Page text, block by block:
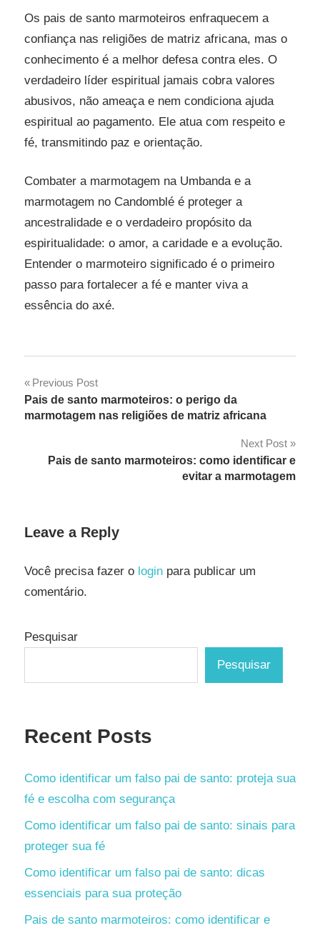
Os pais de santo marmoteiros enfraquecem a
confiança nas religiões de matriz africana, mas o
conhecimento é a melhor defesa contra eles. O
verdadeiro líder espiritual jamais cobra valores
abusivos, não ameaça e nem condiciona ajuda
espiritual ao pagamento. Ele atua com respeito e
fé, transmitindo paz e orientação.
Combater a marmotagem na Umbanda e a
marmotagem no Candomblé é proteger a
ancestralidade e o verdadeiro propósito da
espiritualidade: o amor, a caridade e a evolução.
Entender o marmoteiro significado é o primeiro
passo para fortalecer a fé e manter viva a
essência do axé.
Navegação
de
Previous Post
Pais de santo marmoteiros: o perigo da
marmotagem nas religiões de matriz africana
Next Post
Pais de santo marmoteiros: como identificar e
evitar a marmotagem
Leave a Reply
Você precisa fazer o login para publicar um
comentário.
Pesquisar
Pesquisar
Recent Posts
Como identificar um falso pai de santo: proteja sua
fé e escolha com segurança
Como identificar um falso pai de santo: sinais para
proteger sua fé
Como identificar um falso pai de santo: dicas
essenciais para sua proteção
Pais de santo marmoteiros: como identificar e